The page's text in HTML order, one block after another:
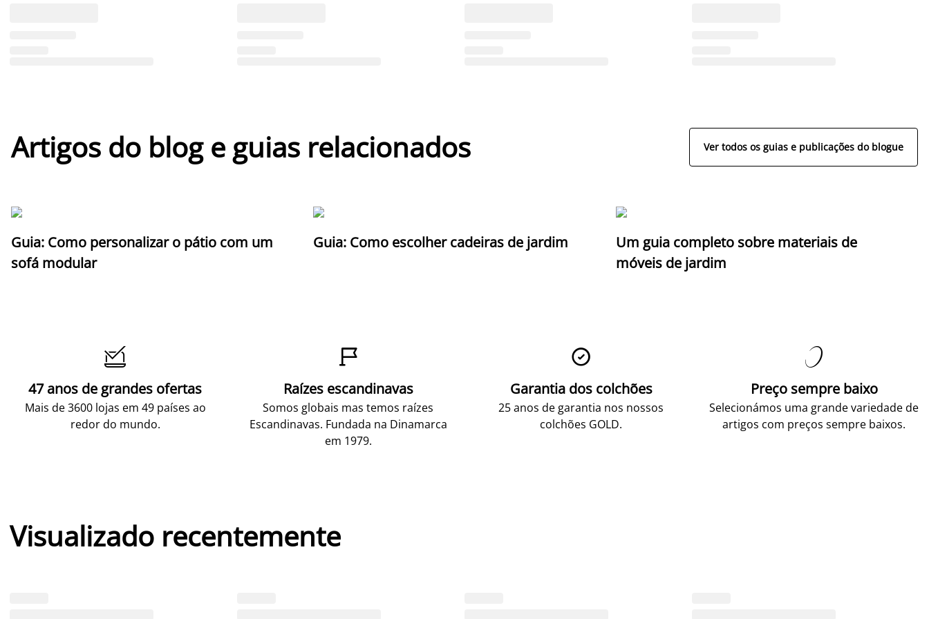
Artigos do blog e guias relacionados Ver todos os guias e publicações do blogue
Guia: Como personalizar o pátio com um
sofá modular
Guia: Como escolher cadeiras de jardim
Um guia completo sobre materiais de
móveis de jardim

47 anos de grandes ofertas
Mais de 3600 lojas em 49 países ao
redor do mundo.

Raízes escandinavas
Somos globais mas temos raízes
Escandinavas. Fundada na Dinamarca
em 1979.

Garantia dos colchões
25 anos de garantia nos nossos
colchões GOLD.

Preço sempre baixo
Selecionámos uma grande variedade de
artigos com preços sempre baixos.
Visualizado recentemente